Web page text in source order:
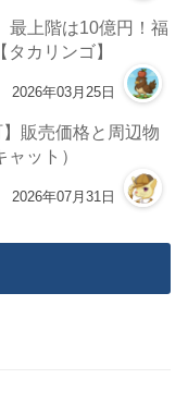
最上階は10億円！福
カリンゴ】
2026年03月25日
】販売価格と周辺物
ット）
2026年07月31日